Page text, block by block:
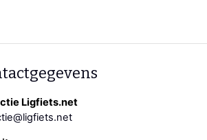
Ligfiets.net